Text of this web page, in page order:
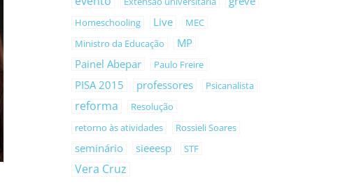
Homeschooling Live
MEC
Ministro da Educação
MP
Painel Abepar
Paulo Freire
PISA 2015 professores Psicanalista
reforma
Resolução
retorno às atividades
Rossieli Soares
seminário sieeesp STF
Vera Cruz